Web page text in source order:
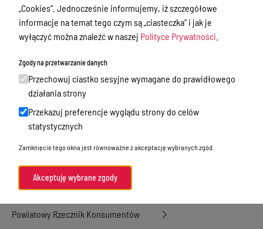
Nieodpłatna Pomoc Prawna
Akty Prawne
Budżet
Organizacja działania samorządu
powiatowego
Organy Powiatu
Oświadczenia majątkowe
Porozumienia i umowy
Zamierzenia i programy
Powiatowy Rzecznik Konsumentów
„Cookies”. Jednocześnie informujemy, iż szczegółowe
informacje na temat tego czym są „ciasteczka” i jak je
wyłączyć można znaleźć w naszej Polityce Prywatności
Zgody na przetwarzanie danych
Przechowuj ciastko sesyjne wymagane do prawidłowego
działania strony
Przekazuj preferencje wyglądu strony do celów
statystycznych
Zamknięcie tego okna jest równoważne z akceptację wybranych zgód.
Akceptuję wybrane zgody